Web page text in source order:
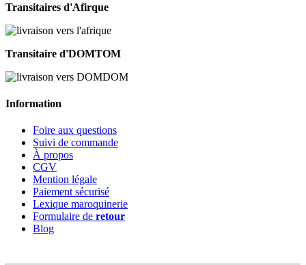
Transitaires d'Afirque
Transitaire d'DOMTOM
Information
Foire aux questions
Suivi de commande
À propos
CGV
Mention légale
Paiement sécurisé
Lexique maroquinerie
Formulaire de retour
Blog